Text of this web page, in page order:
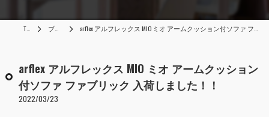
TOP ブログ arflex アルフレックス MIO ミオ アームクッション付ソファ ファブリック 入荷しました！！
arflex アルフレックス MIO ミオ アームクッション
付ソファ ファブリック 入荷しました！！
2022/03/23